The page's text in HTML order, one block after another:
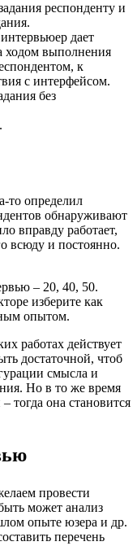
респонденту и
дает
ходом выполнения
к
с интерфейсом.
без
то определил
обнаруживают
вправду работает,
всюду и постоянно.
– 20, 40, 50.
изберите как
опытом.
работах действует
достаточной, чтоб
смысла и
Но в то же время
тогда она становится
провести
может анализ
опыте юзера и др.
перечень